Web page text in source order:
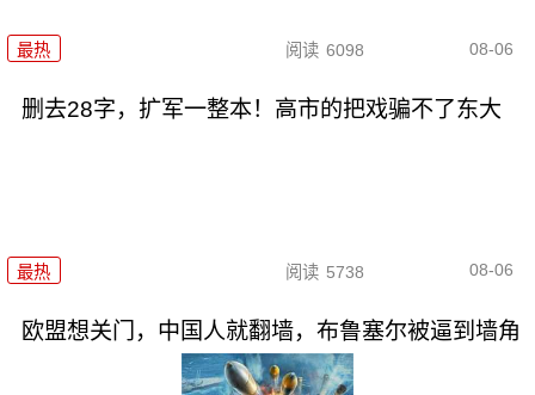
最热 阅读 6098 08-06
删去28字，扩军一整本！高市的把戏骗不了东大
最热 阅读 5738 08-06
欧盟想关门，中国人就翻墙，布鲁塞尔被逼到墙角